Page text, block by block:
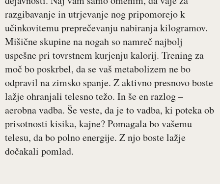
razgibavanje in utrjevanje nog pripomorejo k
učinkovitemu preprečevanju nabiranja kilogramov.
Mišične skupine na nogah so namreč najbolj
uspešne pri tovrstnem kurjenju kalorij. Trening za
moč bo poskrbel, da se vaš metabolizem ne bo
odpravil na zimsko spanje. Z aktivno presnovo boste
lažje ohranjali telesno težo. In še en razlog –
aerobna vadba. Še veste, da je to vadba, ki poteka ob
prisotnosti kisika, kajne? Pomagala bo vašemu
telesu, da bo polno energije. Z njo boste lažje
dočakali pomlad.